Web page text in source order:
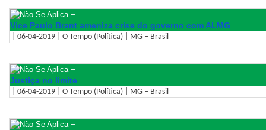
–
Vice Paulo Brant ameniza crise do governo com ALMG
| 06-04-2019 | O Tempo (Política) | MG – Brasil
–
Justiça no limite
| 06-04-2019 | O Tempo (Política) | MG – Brasil
–